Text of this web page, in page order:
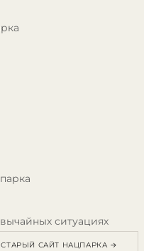
ситуациях
СТАРЫЙ САЙТ НАЦПАРКА →